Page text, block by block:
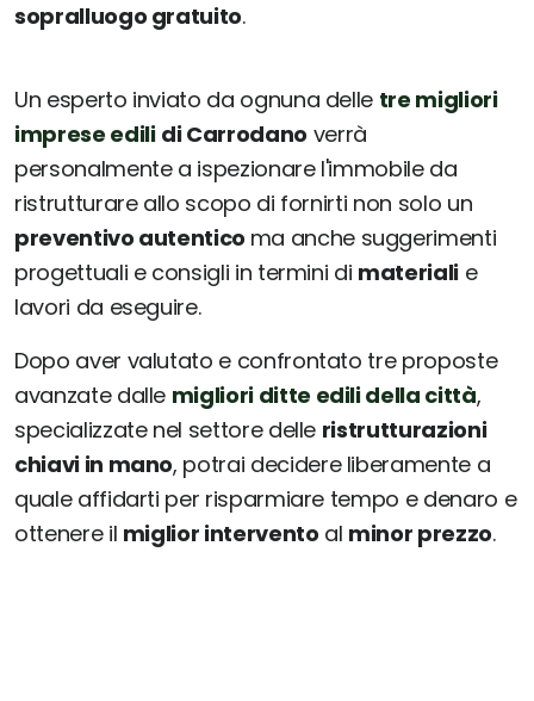
sopralluogo gratuito.
Un esperto inviato da ognuna delle tre migliori
imprese edili di Carrodano verrà
personalmente a ispezionare l'immobile da
ristrutturare allo scopo di fornirti non solo un
preventivo autentico ma anche suggerimenti
progettuali e consigli in termini di materialie
lavori da eseguire.
Dopo aver valutato e confrontato tre proposte
avanzate dalle migliori ditte edili della città,
specializzate nel settore delle ristrutturazioni
chiavi in mano, potrai decidere liberamente a
quale affidarti per risparmiare tempo e denaro e
ottenere il miglior intervento al minor prezzo.